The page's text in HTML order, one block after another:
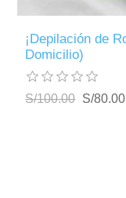
¡Depilación de
Domicilio)
S/100.00 S/80.00